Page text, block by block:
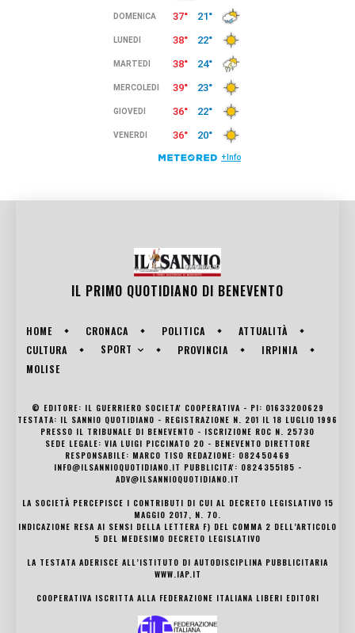
IL PRIMO QUOTIDIANO DI BENEVENTO
HOME CRONACA POLITICA
ATTUALITÀ
CULTURA
SPORT PROVINCIA
IRPINIA
MOLISE
© EDITORE: IL GUERRIERO SOCIETA' COOPERATIVA - PI: 01633200629
TESTATA: IL SANNIO QUOTIDIANO - REGISTRAZIONE N. 201 IL 18 LUGLIO 1996
PRESSO IL TRIBUNALE DI BENEVENTO - ISCRIZIONE ROC N. 25730
SEDE LEGALE: VIA LUIGI PICCINATO 20 - BENEVENTO DIRETTORE
RESPONSABILE: MARCO TISO REDAZIONE: 082450469
INFO@ILSANNIOQUOTIDIANO.IT PUBBLICITA': 0824355185 -
ADV@ILSANNIOQUOTIDIANO.IT
LA SOCIETÀ PERCEPISCE I CONTRIBUTI DI CUI AL DECRETO LEGISLATIVO 15
MAGGIO 2017, N. 70.
INDICAZIONE RESA AI SENSI DELLA LETTERA F) DEL COMMA 2 DELL’ARTICOLO
5 DEL MEDESIMO DECRETO LEGISLATIVO
LA TESTATA ADERISCE ALL’ISTITUTO DI AUTODISCIPLINA PUBBLICITARIA
WWW.IAP.IT
COOPERATIVA ISCRITTA ALLA FEDERAZIONE ITALIANA LIBERI EDITORI